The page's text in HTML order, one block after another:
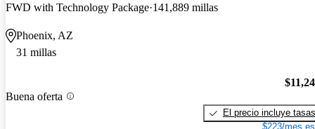
FWD with Technology Package 141,889 millas
Phoenix, AZ
31 millas
Buena oferta
El precio incluye tasas
$223/mes